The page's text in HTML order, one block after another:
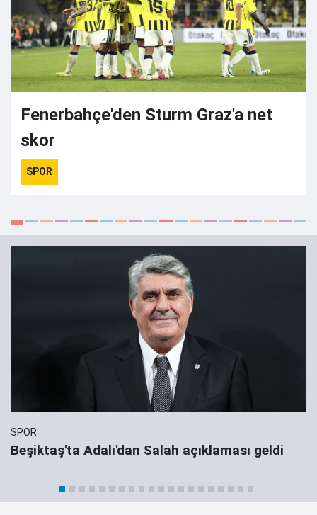
Fenerbahçe'den Sturm Graz'a net
skor
SPOR
SPOR
Beşiktaş'ta Adalı'dan Salah açıklaması geldi